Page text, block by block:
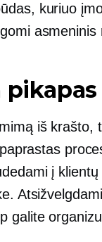
kuriuo
asmeninis
iš krašto,
į
galite